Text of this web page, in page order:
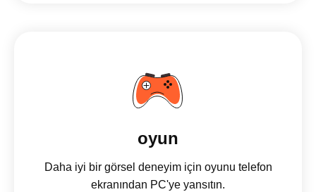
oyun
Daha iyi bir görsel deneyim için oyunu telefon
ekranından PC'ye yansıtın.